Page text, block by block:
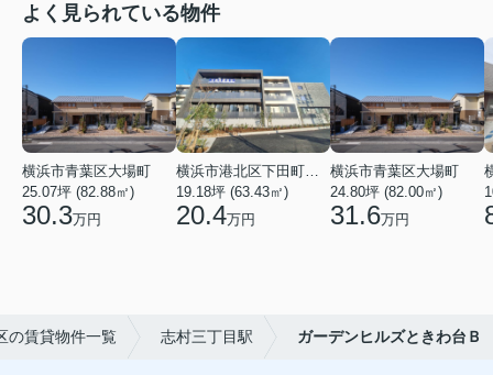
よく見られている物件
横浜市青葉区大場町
25.07坪 (82.88㎡)
30.3万円
19.18坪 (63.43㎡)
20.4万円
横浜市青葉区大場町
24.80坪 (82.00㎡)
31.6万円
の賃貸物件一覧 志村三丁目駅 ガーデンヒルズときわ台Ｂ